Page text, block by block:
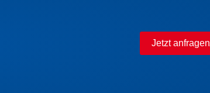
Jetzt anfragen